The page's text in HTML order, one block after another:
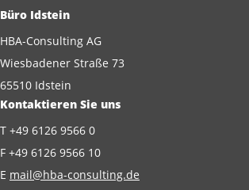
Büro Idstein
HBA-Consulting AG
Wiesbadener Straße 73
65510 Idstein
Kontaktieren Sie uns
T +49 6126 9566 0
F +49 6126 9566 10
E mail@hba-consulting.de